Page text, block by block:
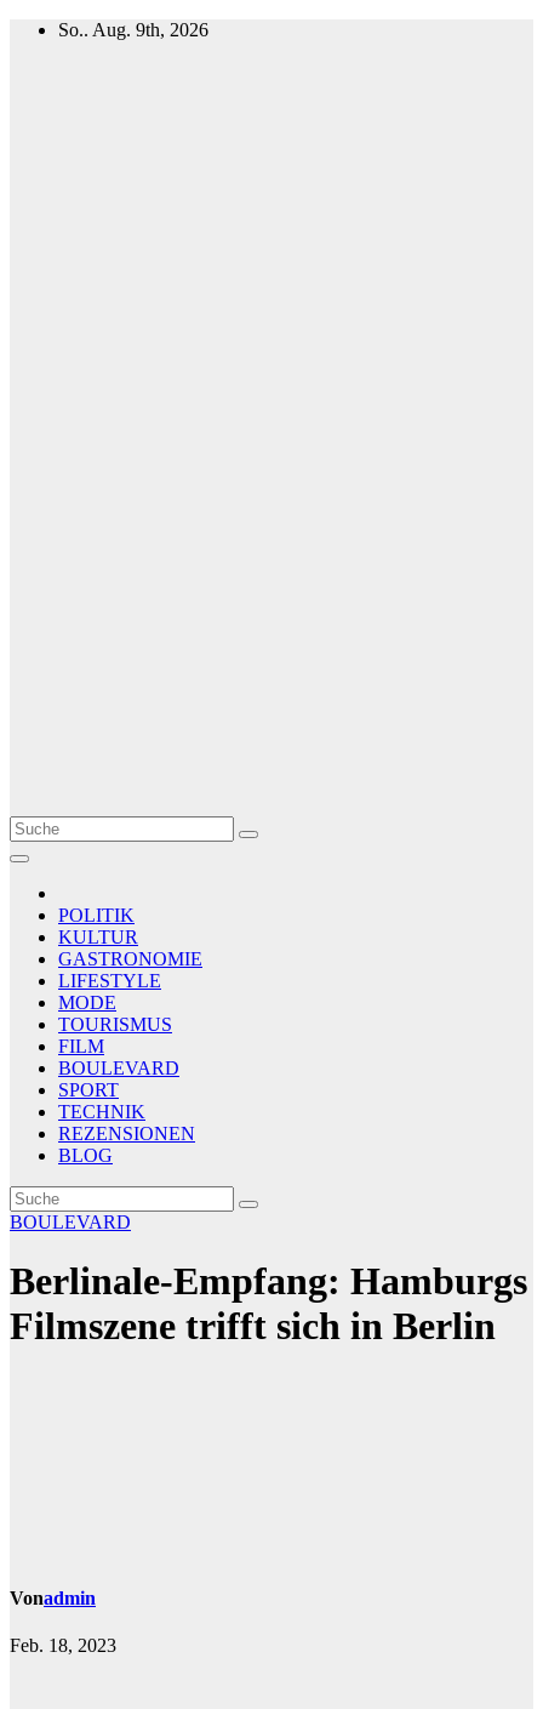
Zum
So.. Aug. 9th, 2026
Le Matin
AGENCE DE PRESSE
POLITIK
KULTUR
GASTRONOMIE
LIFESTYLE
MODE
TOURISMUS
FILM
BOULEVARD
SPORT
TECHNIK
REZENSIONEN
BLOG
BOULEVARD
Berlinale-Empfang: Hamburgs
Filmszene trifft sich in Berlin
Vonadmin
Feb. 18, 2023